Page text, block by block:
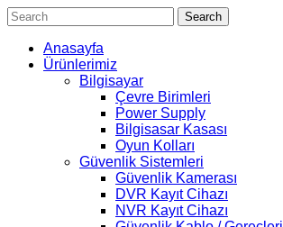
Search
Anasayfa
Ürünlerimiz
Bilgisayar
Çevre Birimleri
Power Supply
Bilgisasar Kasası
Oyun Kolları
Güvenlik Sistemleri
Güvenlik Kamerası
DVR Kayıt Cihazı
NVR Kayıt Cihazı